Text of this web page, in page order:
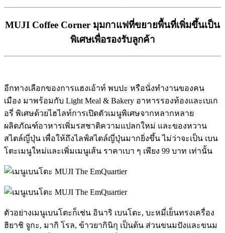
MUJI Coffee Corner มุมกาแฟที่ขยายพื้นที่เพิ่มขึ้นเป็น
พิเศษเพื่อรองรับลูกค้า
อีกทางเลือกของการแฮงเอ้าท์ พบปะ หรือนั่งทำงานของคน
เมือง มาพร้อมกับ Light Meal & Bakery อาหารรองท้องและเบเก
อรี่ พิเศษด้วยไฮไลท์การเปิดตัวเมนูพิเศษจากหลากหลาย
ผลิตภัณฑ์อาหารเพิ่มรสชาติความแปลกใหม่ และของหวาน
สไตล์ญี่ปุ่น เพื่อให้ถึงไลฟ์สไตล์ญี่ปุ่นมากยิ่งขึ้น ไม่ว่าจะเป็น เบน
โตะเมนูใหม่และเพิ่มเมนูเส้น ราคาเบา ๆ เพียง 99 บาท เท่านั้น
ตัวอย่างเมนูเบนโตะก็เช่น อินาริ เบนโตะ, บะหมี่เย็นทรงเครื่อง
ฮิยาชิ จูกะ, มากิ โรล, ข้าวยากินิกุ เป็นต้น ส่วนขนมปังและขนม